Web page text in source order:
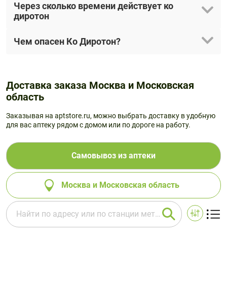
Через сколько времени действует ко
диротон
Чем опасен Ко Диротон?
Доставка заказа Москва и Московская
область
Заказывая на aptstore.ru, можно выбрать доставку в удобную
для вас аптеку рядом с домом или по дороге на работу.
Самовывоз из аптеки
Москва и Московская область